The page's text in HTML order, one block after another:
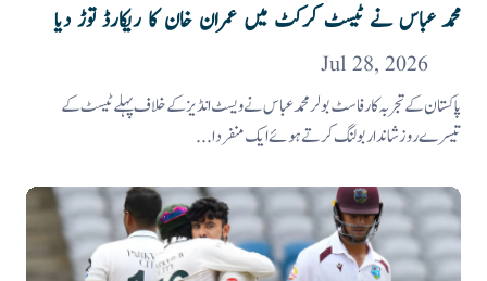
محمد عباس نے ٹیسٹ کرکٹ میں عمران خان کا ریکارڈ توڑ دیا
پاکستان کے تجربہ کار فاسٹ بولر محمد عباس نے ویسٹ انڈیز کے خلاف پہلے ٹیسٹ کے
تیسرے روز شاندار بولنگ کرتے ہوئے ایک منفرد ا...